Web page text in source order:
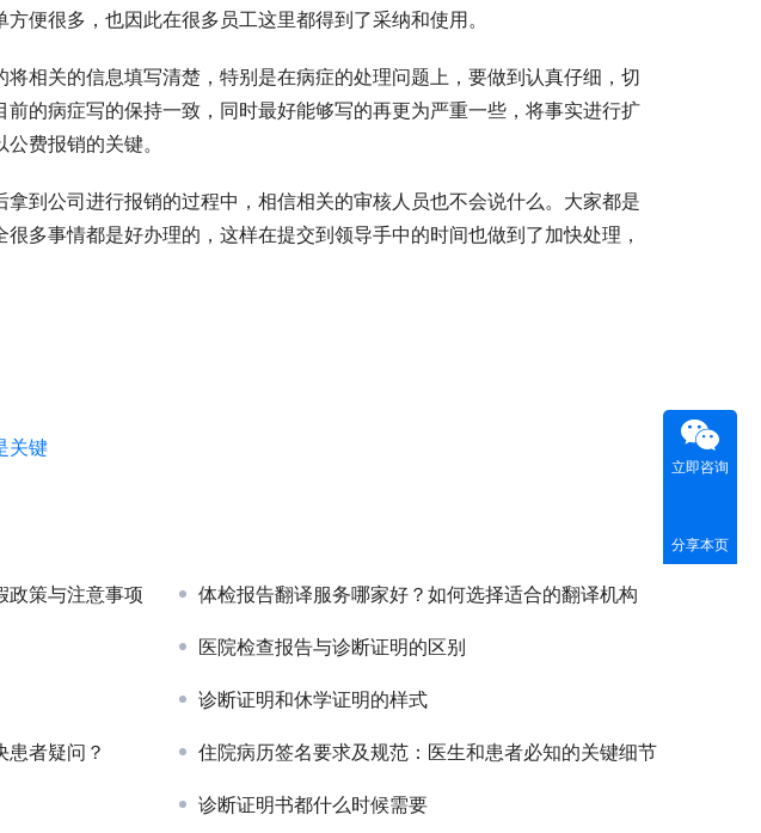
便很多，也因此在很多员工这里都得到了采纳和使用。
将相关的信息填写清楚，特别是在病症的处理问题上，要做到认真仔细，切
的病症写的保持一致，同时最好能够写的再更为严重一些，将事实进行扩
费报销的关键。
拿到公司进行报销的过程中，相信相关的审核人员也不会说什么。大家都是
多事情都是好办理的，这样在提交到领导手中的时间也做到了加快处理，
关键
政策与注意事项 体检报告翻译服务哪家好？如何选择适合的翻译机构
医院检查报告与诊断证明的区别
诊断证明和休学证明的样式
患者疑问？ 住院病历签名要求及规范：医生和患者必知的关键细节
诊断证明书都什么时候需要
立即咨询
分享本页